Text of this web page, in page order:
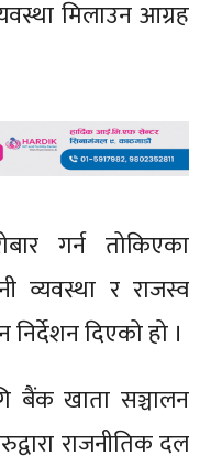
मिलाउन आग्रह
गर्न तोकिएका
व्यवस्था र राजस्व
निर्देशन दिएको हो ।
बैंक खाता सञ्चालन
राजनीतिक दल